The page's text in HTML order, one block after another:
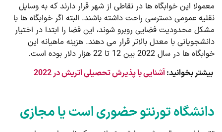
معمولا این خوابگاه ها در نقاطی از شهر قرار دارند که به وسایل
نقلیه عمومی دسترسی راحت داشته باشند. البته اگر خوابگاه ها با
مشکل محدودیت فضایی روبرو شوند، این فضا را ابتدا در اختیار
دانشجویانی با معدل بالاتر قرار می دهند. هزینه ماهیانه این
خوابگاه ها در سال 2022 بین 12 تا 22 هزار دلار بوده است.
بیشتر بخوانید:آشنایی با پذیرش تحصیلی اتریش در 2022
دانشگاه تورنتو حضوری است یا مجازی